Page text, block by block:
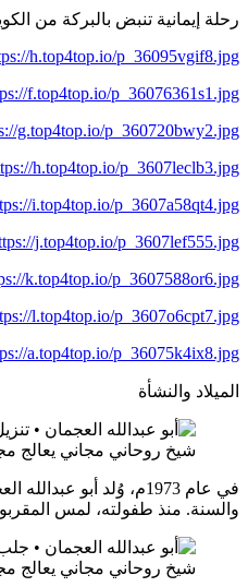
رحلة إيمانية تنبض بالبركة من
h.top4top.io/p_36095vgif8.jpg
f.top4top.io/p_36076361s1.jpg
g.top4top.io/p_360720bwy2.jpg
h.top4top.io/p_3607leclb3.jpg
i.top4top.io/p_3607a58qt4.jpg
j.top4top.io/p_3607lef555.jpg
k.top4top.io/p_3607588or6.jpg
l.top4top.io/p_3607o6cpt7.jpg
a.top4top.io/p_36075k4ix8.jpg
الميلاد والنشأة
شيخ روحاني مجاني يعالج
في عام 1973م، وُلد
والسنة. منذ طفولته، لمس
شيخ روحاني مجاني يعالج